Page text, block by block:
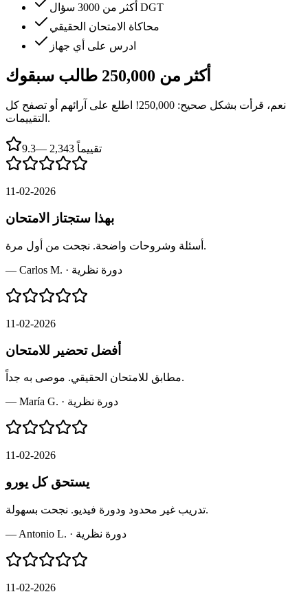
أكثر من 3000 سؤال DGT
محاكاة الامتحان الحقيقي
ادرس على أي جهاز
أكثر من 250,000 طالب سبقوك
نعم، قرأت بشكل صحيح: 250,000! اطلع على آرائهم أو تصفح كل
التقييمات.
9.3— 2,343 تقييماً
11-02-2026
بهذا ستجتاز الامتحان
أسئلة وشروحات واضحة. نجحت من أول مرة.
— Carlos M. · دورة نظرية
11-02-2026
أفضل تحضير للامتحان
مطابق للامتحان الحقيقي. موصى به جداً.
— María G. · دورة نظرية
11-02-2026
يستحق كل يورو
تدريب غير محدود ودورة فيديو. نجحت بسهولة.
— Antonio L. · دورة نظرية
11-02-2026